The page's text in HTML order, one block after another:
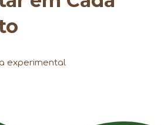
experimental